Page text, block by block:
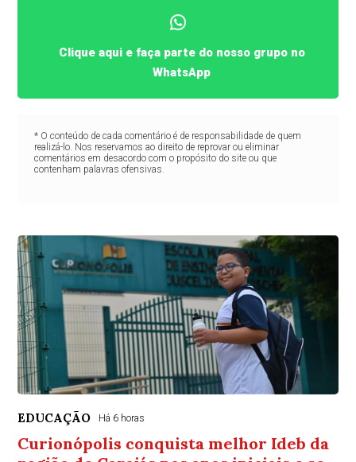
Clique aqui e faça parte do nosso grupo no
WhatsApp
* O conteúdo de cada comentário é de responsabilidade de quem
realizá-lo. Nos reservamos ao direito de reprovar ou eliminar
comentários em desacordo com o propósito do site ou que
contenham palavras ofensivas.
EDUCAÇÃO Há 6 horas
Curionópolis conquista melhor Ideb da